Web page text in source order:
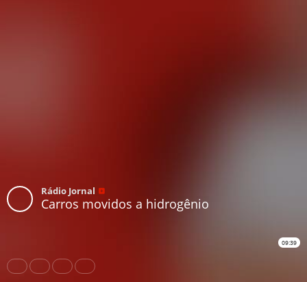
Rádio Jornal
Carros movidos a hidrogênio
09:39
Share Like